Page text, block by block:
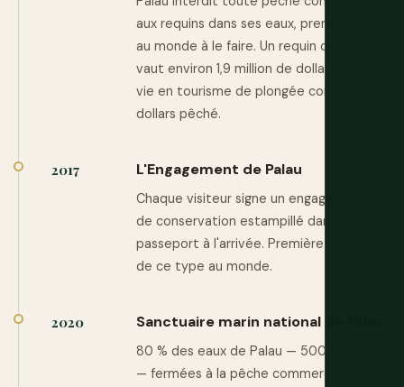
aux requins dans ses eaux, premier pays
au monde à le faire. Un requin de récif
vaut environ 1,9 million de dollars sur sa
vie en tourisme de plongée contre 108
dollars pêché.
2017 L'Engagement de Palau
Chaque visiteur signe un engagement
de conservation estampillé dans son
passeport à l'arrivée. Première politique
de ce type au monde.
2020 Sanctuaire marin national de Palau
80 % des eaux de Palau — 500 000 km²
— fermées à la pêche commerciale et